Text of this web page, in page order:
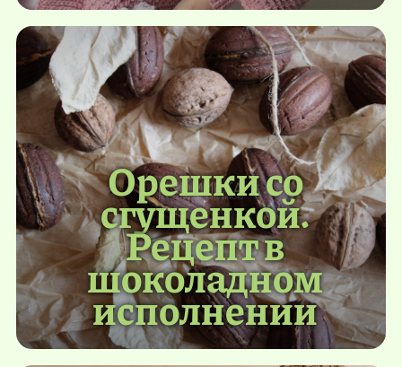
Орешки со
сгущенкой.
Рецепт в
шоколадном
исполнении